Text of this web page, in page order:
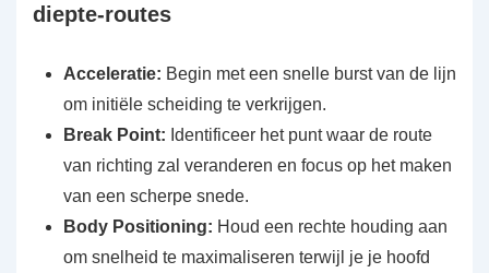
diepte-routes
Acceleratie: Begin met een snelle burst van de lijn
om initiële scheiding te verkrijgen.
Break Point: Identificeer het punt waar de route
van richting zal veranderen en focus op het maken
van een scherpe snede.
Body Positioning: Houd een rechte houding aan
om snelheid te maximaliseren terwijl je je hoofd